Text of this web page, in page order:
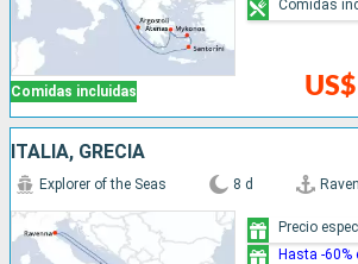
Comidas incluidas
Comidas
ITALIA, GRECIA
Explorer of the Seas 8 d
Precio
Hasta -60%